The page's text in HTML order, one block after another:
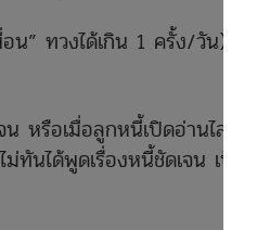
น” ทวงได้เกิน 1 ครั้ง/วัน)
หรือเมื่อลูกหนี้เปิดอ่านไลน์การ
นได้พูดเรื่องหนี้ชัดเจน เป็นแค่